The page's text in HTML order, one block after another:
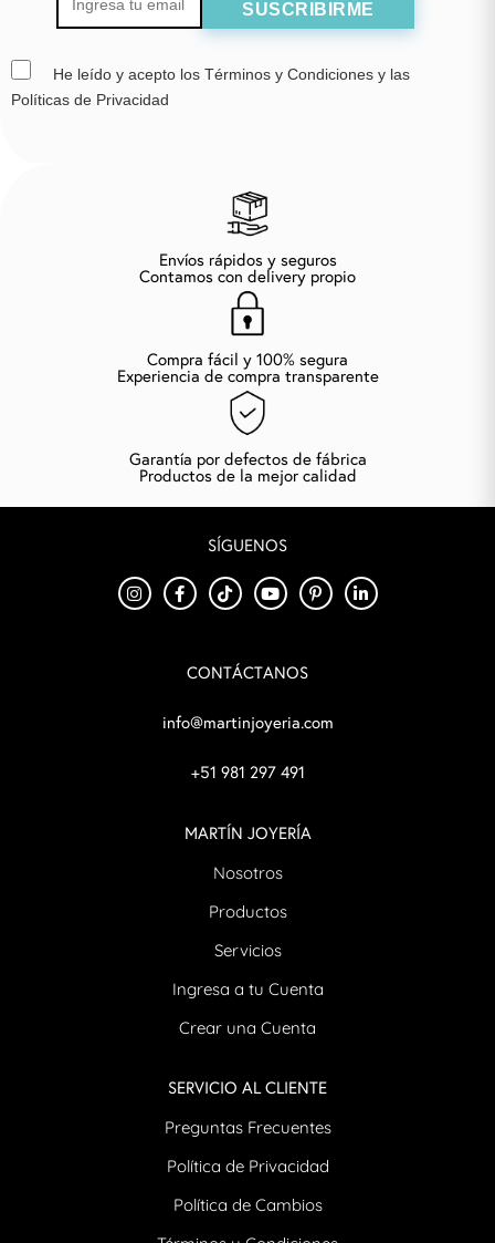
He leído y acepto los Términos y Condiciones y las
Políticas de Privacidad
Envíos rápidos y seguros
Contamos con delivery propio
Compra fácil y 100% segura
Experiencia de compra transparente
Garantía por defectos de fábrica
Productos de la mejor calidad
SÍGUENOS
CONTÁCTANOS
info@martinjoyeria.com
+51 981 297 491
MARTÍN JOYERÍA
Nosotros
Productos
Servicios
Ingresa a tu Cuenta
Crear una Cuenta
SERVICIO AL CLIENTE
Preguntas Frecuentes
Política de Privacidad
Política de Cambios